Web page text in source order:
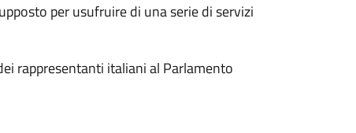
per usufruire di una serie di servizi
rappresentanti italiani al Parlamento